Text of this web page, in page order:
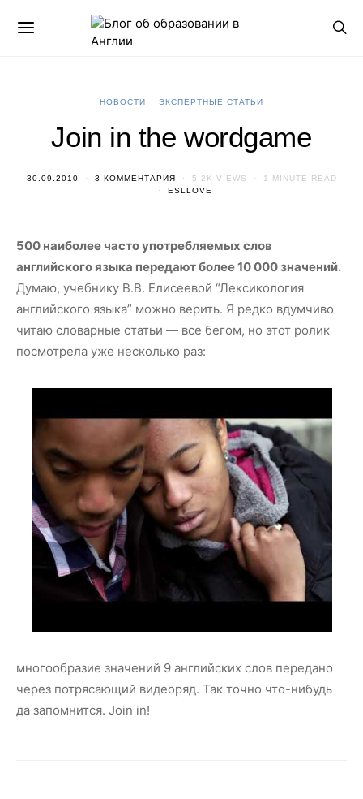
НОВОСТИ ЭКСПЕРТНЫЕ СТАТЬИ
Join in the wordgame
30.09.2010 3 КОММЕНТАРИЯ 5.2K VIEWS
1 MINUTE READ
ESLLOVE
500 наиболее часто употребляемых слов
английского языка передают более 10 000 значений.
Думаю, учебнику В.В. Елисеевой “Лексикология
английского языка” можно верить. Я редко вдумчиво
читаю словарные статьи — все бегом, но этот ролик
посмотрела уже несколько раз:
многообразие значений 9 английских слов передано
через потрясающий видеоряд. Так точно что-нибудь
да запомнится. Join in!